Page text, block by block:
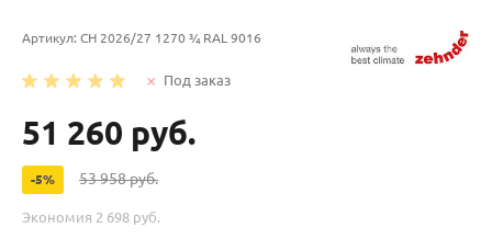
Артикул: CH 2026/27 1270 ¾ RAL 9016
Под заказ
51 260 руб.
-5% 53 958 руб.
Экономия 2 698 руб.